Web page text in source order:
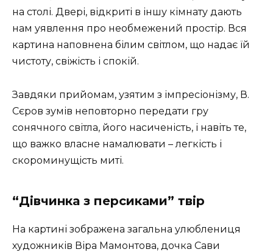
на столі. Двері, відкриті в іншу кімнату дають
нам уявлення про необмежений простір. Вся
картина наповнена білим світлом, що надає їй
чистоту, свіжість і спокій.
Завдяки прийомам, узятим з імпресіонізму, В.
Сєров зумів неповторно передати гру
сонячного світла, його насиченість, і навіть те,
що важко власне намалювати – легкість і
скороминущість миті.
“Дівчинка з персиками” твір
На картині зображена загальна улюблениця
художників Віра Мамонтова, дочка Сави